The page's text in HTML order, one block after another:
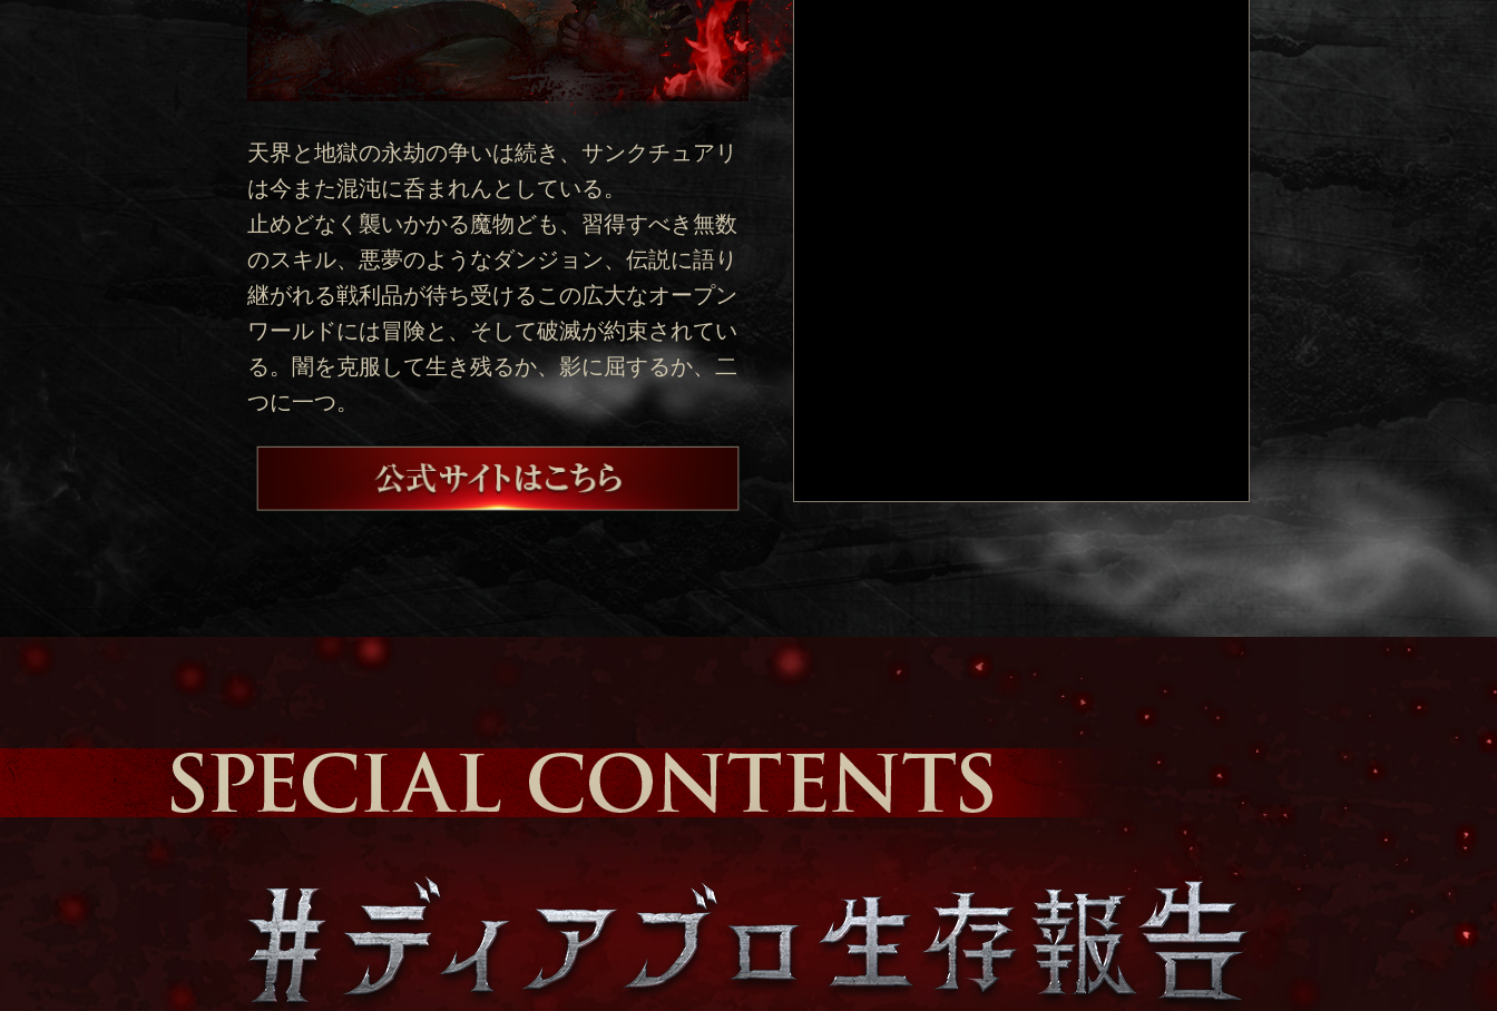
天界と地獄の永劫の争いは続き、サンクチュアリ
は今また混沌に呑まれんとしている。
止めどなく襲いかかる魔物ども、習得すべき無数
のスキル、悪夢のようなダンジョン、伝説に語り
継がれる戦利品が待ち受けるこの広大なオープン
ワールドには冒険と、そして破滅が約束されてい
る。闇を克服して生き残るか、影に屈するか、二
つに一つ。